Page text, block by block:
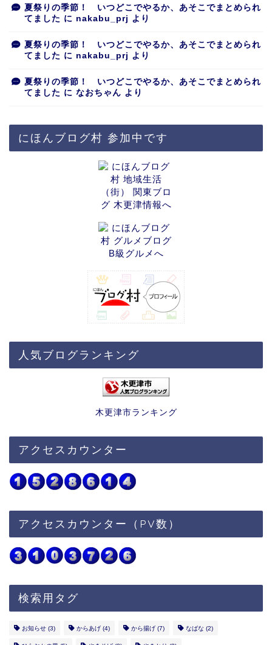
夏祭りの季節！ いつどこでやるか、あそこでまとめられ
てました に nakabu_prj より
夏祭りの季節！ いつどこでやるか、あそこでまとめられ
てました に nakabu_prj より
夏祭りの季節！ いつどこでやるか、あそこでまとめられ
てました に なおちゃん より
にほんブログ村 参加中です
人気ブログランキング
木更津市ランキング
アクセスカウンター
アクセスカウンター（PV数）
検索用タグ
お知らせ (3) からあげ (4) から揚げ (7) なばな (2)